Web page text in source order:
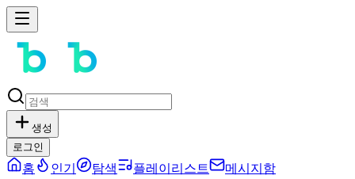
생성
로그인
홈 인기 탐색 플레이리스트 메시지함